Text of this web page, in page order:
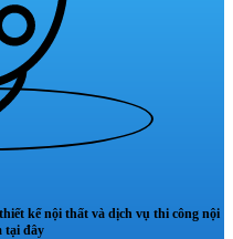
kế nội thất và dịch vụ thi công nội
tại đây